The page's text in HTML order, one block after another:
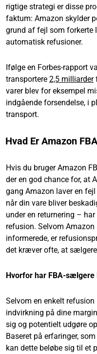
rigtige strategi er disse
faktum: Amazon skylder
grund af fejl som forkerte
automatisk refusioner.
Ifølge en Forbes-rapport
transportere 2,5 milliarder
varer blev for eksempel
indgående forsendelse, i
transport.
Hvad Er Amazon
Hvis du bruger Amazon
der en god chance for, at
gang Amazon laver en
når din vare bliver
under en returnering –
refusion. Selvom
informerede, er
det kræver ofte, at
Hvorfor har FBA-
Selvom en enkelt
indvirkning på dine
sig og potentielt udgøre
Baseret på erfaringer,
kan dette beløbe sig til et